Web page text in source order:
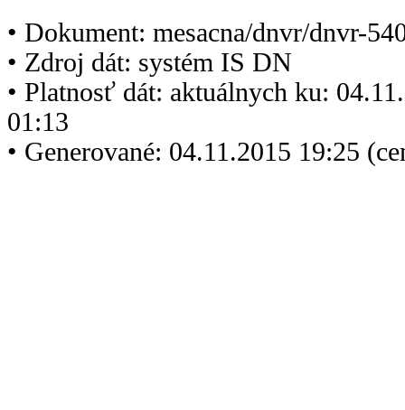
• Dokument: mesacna/dnvr/dnvr-
• Zdroj dát: systém IS DN
• Platnosť dát: aktuálnych ku:
01:13
• Generované: 04.11.2015 19:25